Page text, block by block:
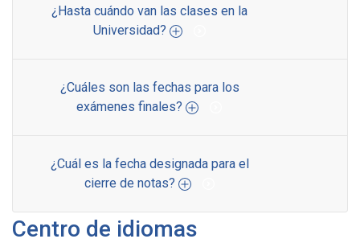
¿Hasta cuándo van las clases en la
Universidad?
¿Cuáles son las fechas para los
exámenes finales?
¿Cuál es la fecha designada para el
cierre de notas?
Centro de idiomas